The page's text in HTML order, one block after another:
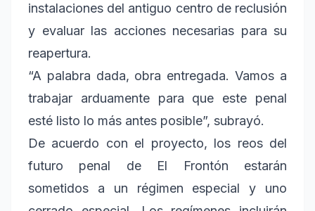
instalaciones del antiguo centro de reclusión
y evaluar las acciones necesarias para su
reapertura.
“A palabra dada, obra entregada. Vamos a
trabajar arduamente para que este penal
esté listo lo más antes posible”, subrayó.
De acuerdo con el proyecto, los reos del
futuro penal de El Frontón estarán
sometidos a un régimen especial y uno